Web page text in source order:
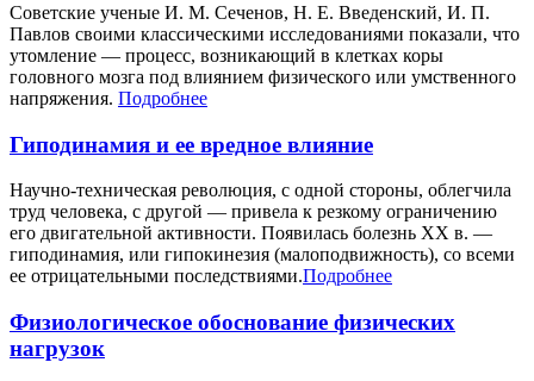
Советские ученые И. М. Сеченов, Н. Е. Введенский, И. П.
Павлов своими классическими исследованиями показали, что
утомление — процесс, возникающий в клетках коры
головного мозга под влиянием физического или умственного
напряжения. Подробнее
Гиподинамия и ее вредное влияние
Научно-техническая революция, с одной стороны, облегчила
труд человека, с другой — привела к резкому ограничению
его двигательной активности. Появилась болезнь XX в. —
гиподинамия, или гипокинезия (малоподвижность), со всеми
ее отрицательными последствиями.Подробнее
Физиологическое обоснование физических
нагрузок